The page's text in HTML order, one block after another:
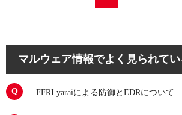
マルウェア情報でよく見られてい
FFRI yaraiによる防御とEDRについて